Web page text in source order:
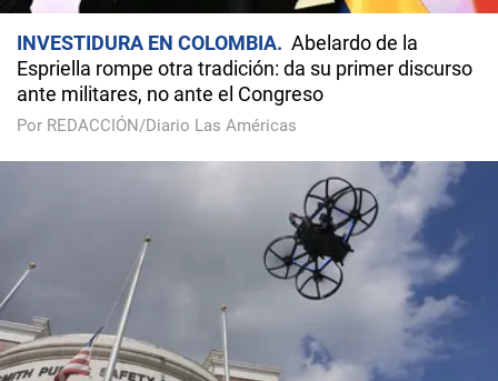
INVESTIDURA EN COLOMBIA
Abelardo de la
Espriella rompe otra tradición: da su primer discurso
ante militares, no ante el Congreso
Por REDACCIÓN/Diario Las Américas